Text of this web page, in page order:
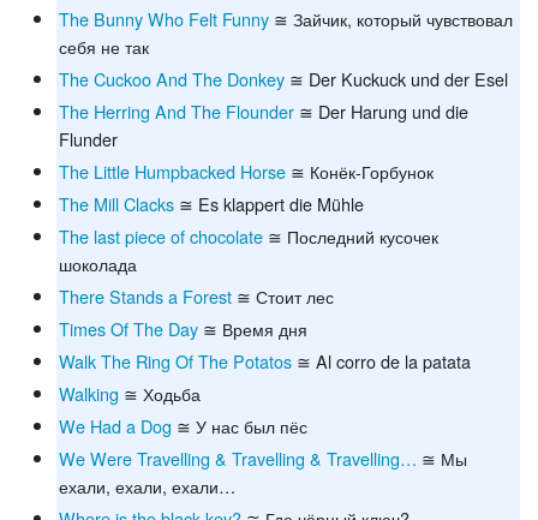
The Bunny Who Felt Funny ≅ Зайчик, который чувствовал
себя не так
The Cuckoo And The Donkey ≅ Der Kuckuck und der Esel
The Herring And The Flounder ≅ Der Harung und die
Flunder
The Little Humpbacked Horse ≅ Конёк-Горбунок
The Mill Clacks ≅ Es klappert die Mühle
The last piece of chocolate ≅ Последний кусочек
шоколада
There Stands a Forest ≅ Стоит лес
Times Of The Day ≅ Время дня
Walk The Ring Of The Potatos ≅ Al corro de la patata
Walking ≅ Ходьба
We Had a Dog ≅ У нас был пёс
We Were Travelling & Travelling & Travelling… ≅ Мы
ехали, ехали, ехали…